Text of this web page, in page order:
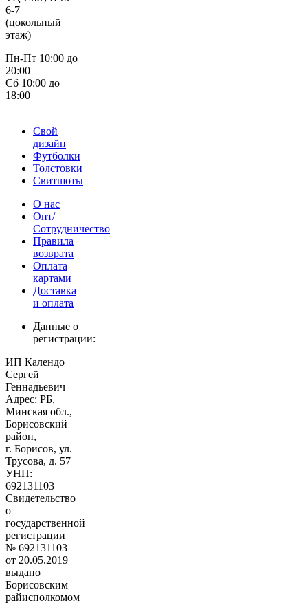
6-7
(цокольный
этаж)
Пн-Пт 10:00 до
20:00
Сб 10:00 до
18:00
Свой
дизайн
Футболки
Толстовки
Свитшоты
О нас
Опт/
Сотрудничество
Правила
возврата
Оплата
картами
Доставка
и оплата
Данные о
регистрации:
ИП Календо
Сергей
Геннадьевич
Адрес: РБ,
Минская обл.,
Борисовский
район,
г. Борисов, ул.
Трусова, д. 57
УНП:
692131103
Свидетельство
о
государственной
регистрации
№ 692131103
от 20.05.2019
выдано
Борисовским
райисполкомом